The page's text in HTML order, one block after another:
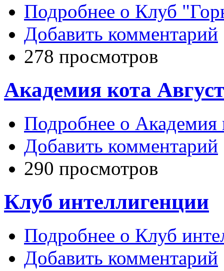
Подробнее о Клуб
Добавить комментарий
278 просмотров
Академия кота
Подробнее о Академия
Добавить комментарий
290 просмотров
Клуб интеллигенции
Подробнее о Клуб
Добавить комментарий